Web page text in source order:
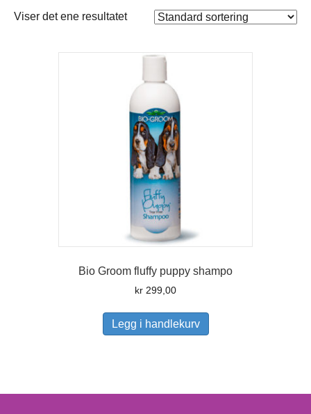
Viser det ene resultatet
Bio Groom fluffy puppy shampo
kr 299,00
Legg i handlekurv